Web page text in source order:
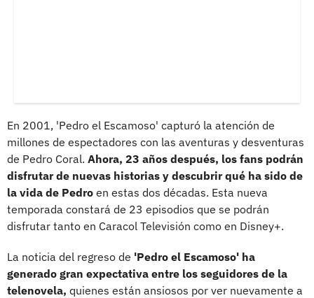
En 2001, 'Pedro el Escamoso' capturó la atención de
millones de espectadores con las aventuras y desventuras
de Pedro Coral. Ahora, 23 años después, los fans podrán
disfrutar de nuevas historias y descubrir qué ha sido de
la vida de Pedro en estas dos décadas. Esta nueva
temporada constará de 23 episodios que se podrán
disfrutar tanto en Caracol Televisión como en Disney+.
La noticia del regreso de 'Pedro el Escamoso' ha
generado gran expectativa entre los seguidores de la
telenovela, quienes están ansiosos por ver nuevamente a